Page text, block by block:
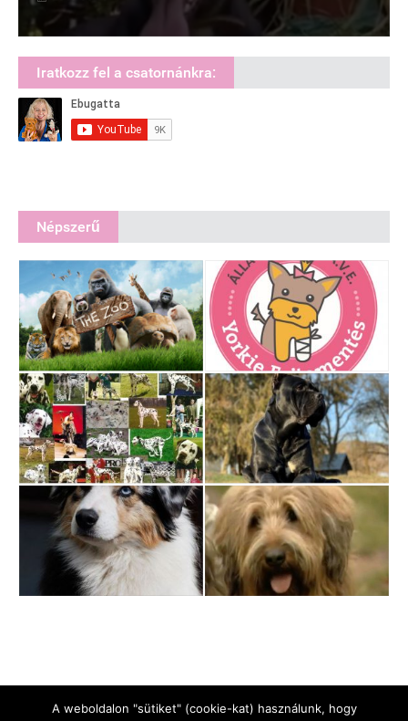
Iratkozz fel a csatornánkra:
Népszerű
A weboldalon "sütiket" (cookie-kat) használunk, hogy